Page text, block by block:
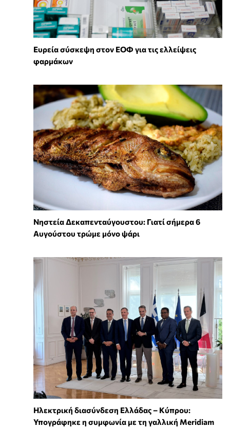
Ευρεία σύσκεψη στον ΕΟΦ για τις ελλείψεις
φαρμάκων
Νηστεία Δεκαπενταύγουστου: Γιατί σήμερα 6
Αυγούστου τρώμε μόνο ψάρι
Ηλεκτρική διασύνδεση Ελλάδας – Κύπρου:
Υπογράφηκε η συμφωνία με τη γαλλική Meridiam